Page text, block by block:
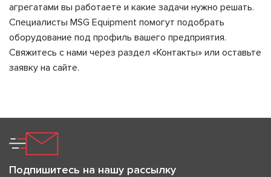
агрегатами вы работаете и какие задачи нужно решать.
Специалисты MSG Equipment помогут подобрать
оборудование под профиль вашего предприятия.
Свяжитесь с нами через раздел «Контакты» или оставьте
заявку на сайте.
Подпишитесь на нашу рассылку